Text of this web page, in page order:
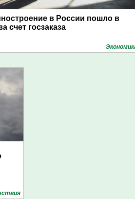
в России пошло в
счет госзаказа